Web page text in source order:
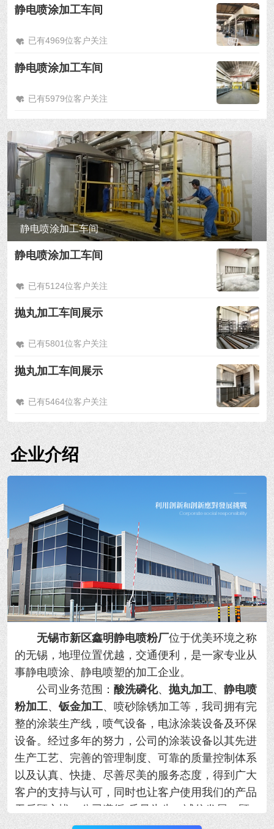
静电喷涂加工车间
已有4969位客户关注
静电喷涂加工车间
已有5979位客户关注
静电喷涂加工车间
静电喷涂加工车间
已有5124位客户关注
抛丸加工车间展示
已有5801位客户关注
抛丸加工车间展示
已有5464位客户关注
企业介绍
无锡市新区鑫明静电喷粉厂位于优美环境之称
的无锡，地理位置优越，交通便利，是一家专业从
事静电喷涂、静电喷塑的加工企业。
公司业务范围： 酸洗磷化、 抛丸加工、 静电喷
粉加工、钣金加工、喷砂除锈加工等，我司拥有完
整的涂装生产线，喷气设备，电泳涂装设备及环保
设备。经过多年的努力，公司的涂装设备以其先进
生产工艺、完善的管理制度、可靠的质量控制体系
以及认真、快捷、尽善尽美的服务态度，得到广大
客户的支持与认可，同时也让客户使用我们的产品
无后顾之忧。公司遵循“质量为先，诚信发展，顾
客满意。”的方针，以更好的产品和满意的服务奉